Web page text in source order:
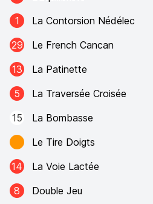
1
La Contorsion Nédélec
29
Le French Cancan
13
La Patinette
5
La Traversée Croisée
15
La Bombasse
Le Tire Doigts
14
La Voie Lactée
8
Double Jeu